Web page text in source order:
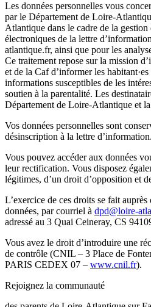
Les données personnelles vous
par le Département de Loire-
Atlantique dans le cadre de la gestion
électroniques de la lettre
atlantique.fr, ainsi que pour les
Ce traitement repose sur la mission
et de la Caf d’informer les
informations susceptibles de les
soutien à la parentalité. Les
Département de Loire-Atlantique et
Vos données personnelles sont
désinscription à la lettre d’information.
Vous pouvez accéder aux données
leur rectification. Vous disposez
légitimes, d’un droit d’opposition et
L’exercice de ces droits se fait
données, par courriel à dpd@loire-
adressé au 3 Quai Ceineray, CS
Vous avez le droit d’introduire une
de contrôle (CNIL – 3 Place de
PARIS CEDEX 07 – www.cnil.fr).
Rejoignez la communauté